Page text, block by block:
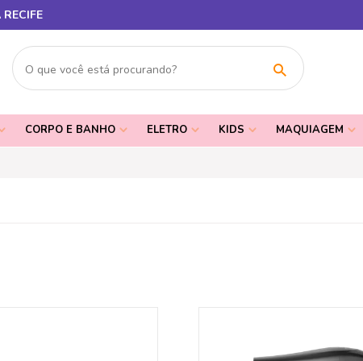
CORPO E BANHO ELETRO KIDS MAQUIAGEM